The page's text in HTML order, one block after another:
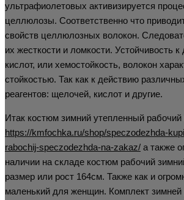
ультрафиолетовых активизируется
целлюлозы. Соответственно что
свойств целлюлозных волокон.
их жесткости и ломкости. Устойчивость
кислот, или хемостойкость, волокон
стойкостью. Так как к действию
реагентов: щелочей, кислот и другие.
Итак костюм зимний утепленный рабочий
https://kmfochka.ru/shop/speczodezhda-
rabochij-speczodezhda-na-zakaz/ а также
наличии на складе костюм рабочий
размер или рост 164см. Также как и
маленький для женщин. Комплект